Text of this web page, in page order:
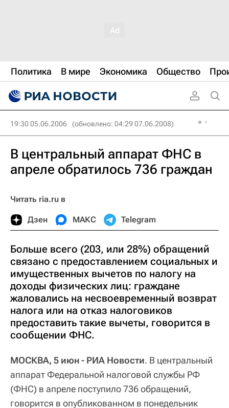
Политика В мире Экономика Общество
19:30 05.06.2006 (обновлено: 04:29 07.06.2008)
В центральный аппарат ФНС в
апреле обратилось 736 граждан
Читать ria.ru в
Дзен МАКС Telegram
Больше всего (203, или 28%) обращений
связано с предоставлением социальных и
имущественных вычетов по налогу на
доходы физических лиц: граждане
жаловались на несвоевременный возврат
налога или на отказ налоговиков
предоставить такие вычеты, говорится в
сообщении ФНС.
МОСКВА, 5 июн - РИА Новости. В центральный
аппарат Федеральной налоговой службы РФ
(ФНС) в апреле поступило 736 обращений,
говорится в опубликованном в понедельник